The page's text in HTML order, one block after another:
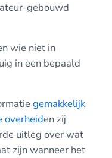
gebouwd
wie niet in
in een bepaald
gemakkelijk
overheiden zij
uitleg over wat
zijn wanneer het